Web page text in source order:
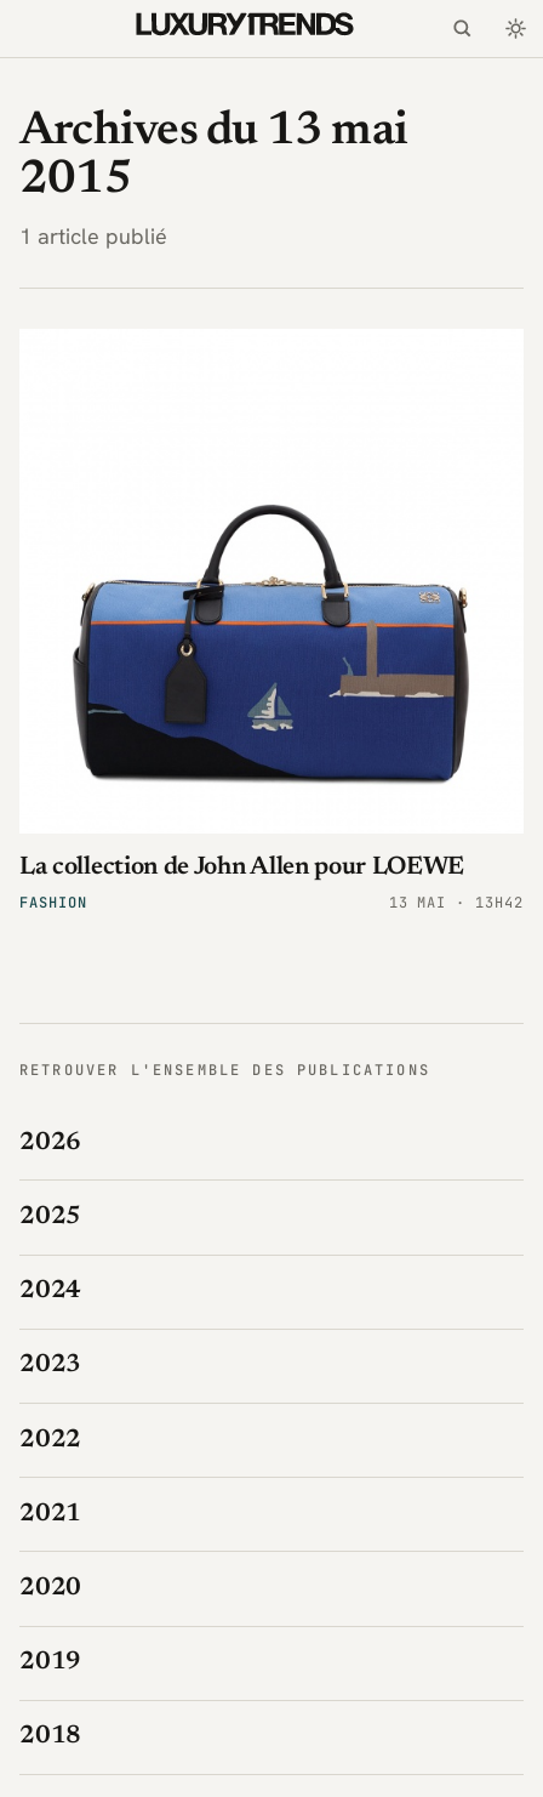
Archives du 13 mai
2015
1 article publié
FASHION
La collection de John Allen pour LOEWE
13 MAI · 13H42
RETROUVER L'ENSEMBLE DES PUBLICATIONS
2026
2025
2024
2023
2022
2021
2020
2019
2018